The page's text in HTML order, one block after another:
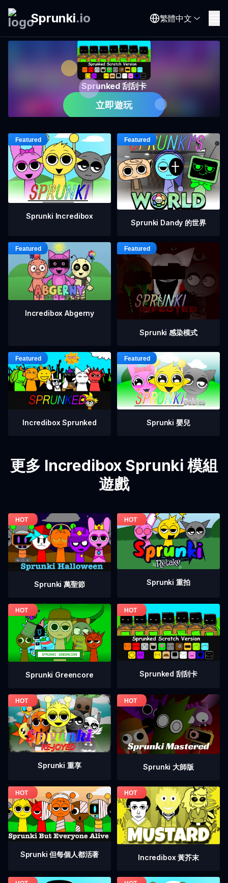
Sprunki.io 繁體中文
Sprunked 刮刮卡
立即遊玩
Sprunki Incredibox
Sprunki Dandy 的世界
Incredibox Abgerny
Sprunki 感染模式
Incredibox Sprunked Sprunki 嬰兒
更多 Incredibox Sprunki 模組
遊戲
Sprunki 萬聖節 Sprunki 重拍
Sprunki Greencore Sprunked 刮刮卡
Sprunki 重享 Sprunki 大師版
Sprunki 但每個人都活著 Incredibox 黃芥末